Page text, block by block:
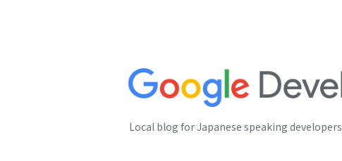
Local blog for Japanese speaking developers